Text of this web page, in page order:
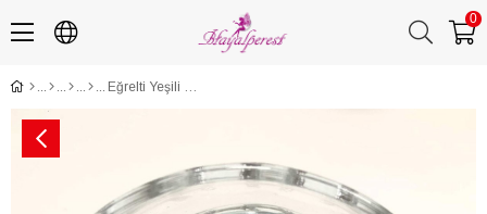
0
Eğrelti Yeşili Kum Boncuk Orta Boy 4 mm 50 gr